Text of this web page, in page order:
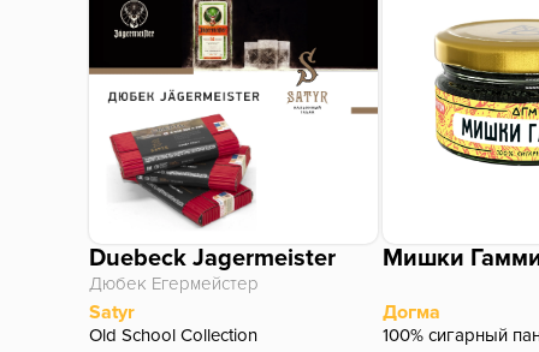
Duebeck Jagermeister
Дюбек Егермейстер
Satyr
Old School Collection
Мишки
Догма
100% сигарный